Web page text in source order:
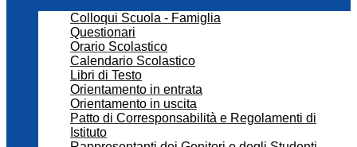
Colloqui Scuola - Famiglia
Questionari
Orario Scolastico
Calendario Scolastico
Libri di Testo
Orientamento in entrata
Orientamento in uscita
Patto di Corresponsabilità e Regolamenti di
Istituto